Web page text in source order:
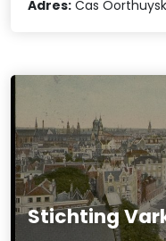
Adres: Cas
Stichting